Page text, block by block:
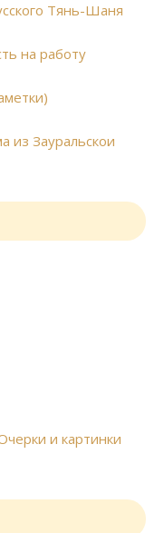
Тянь-Шаня
на работу
из Зауральскои
и картинки